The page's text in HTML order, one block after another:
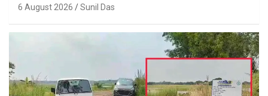
6 August 2026 Sunil Das